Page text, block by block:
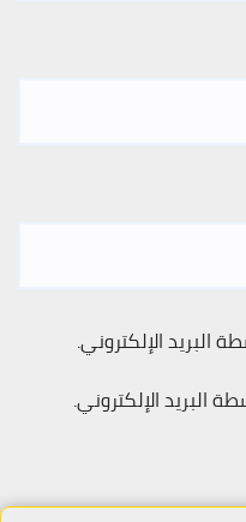
البريد الإلكتروني.
البريد الإلكتروني.